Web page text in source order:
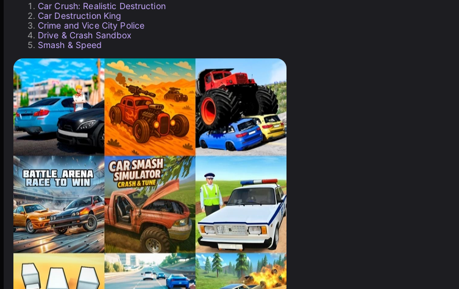
Car Crush: Realistic Destruction
Car Destruction King
Crime and Vice City Police
Drive & Crash Sandbox
Smash & Speed